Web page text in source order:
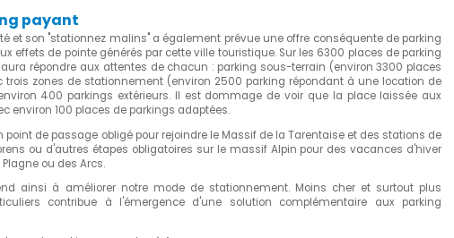
payant
et son "stationnez malins" a également prévue une offre conséquente de parking
effets de pointe générés par cette ville touristique. Sur les 6300 places de parking
répondre aux attentes de chacun : parking sous-terrain (environ 3300 places
trois zones de stationnement (environ 2500 parking répondant à une location de
400 parkings extérieurs. Il est dommage de voir que la place laissée aux
environ 100 places de parkings adaptées.
point de passage obligé pour rejoindre le Massif de la Tarentaise et des stations de
ou d'autres étapes obligatoires sur le massif Alpin pour des vacances d'hiver
ou des Arcs.
ainsi à améliorer notre mode de stationnement. Moins cher et surtout plus
contribue à l'émergence d'une solution complémentaire aux parking